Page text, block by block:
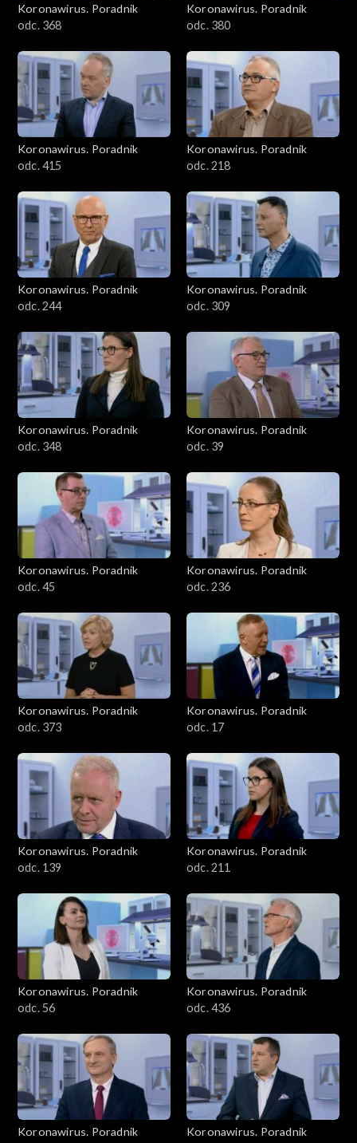
Koronawirus. Poradnik
odc. 368
Koronawirus. Poradnik
odc. 380
Koronawirus. Poradnik
odc. 415
Koronawirus. Poradnik
odc. 218
Koronawirus. Poradnik
odc. 244
Koronawirus. Poradnik
odc. 309
Koronawirus. Poradnik
odc. 348
Koronawirus. Poradnik
odc. 39
Koronawirus. Poradnik
odc. 45
Koronawirus. Poradnik
odc. 236
Koronawirus. Poradnik
odc. 373
Koronawirus. Poradnik
odc. 17
Koronawirus. Poradnik
odc. 139
Koronawirus. Poradnik
odc. 211
Koronawirus. Poradnik
odc. 56
Koronawirus. Poradnik
odc. 436
Koronawirus. Poradnik
Koronawirus. Poradnik